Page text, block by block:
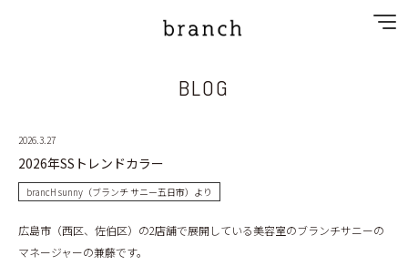
SPECIAL MENU
MENU
SHOP&STAFF
BLOG
2026.3.27
2026年SSトレンドカラー
brancH sunny（ブランチ サニー五日市）より
広島市（西区、佐伯区）の2店舗で展開している美容室のブランチサニーの
マネージャーの兼藤です。